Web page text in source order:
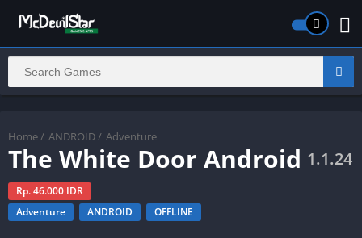
Home / ANDROID / Adventure
The White Door Android 1.1.24
Rp. 46.000 IDR
Adventure
ANDROID OFFLINE